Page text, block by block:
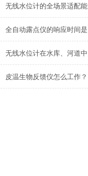
无线水位计的全场景适配能
全自动露点仪的响应时间是
皮温生物反馈仪怎么工作？